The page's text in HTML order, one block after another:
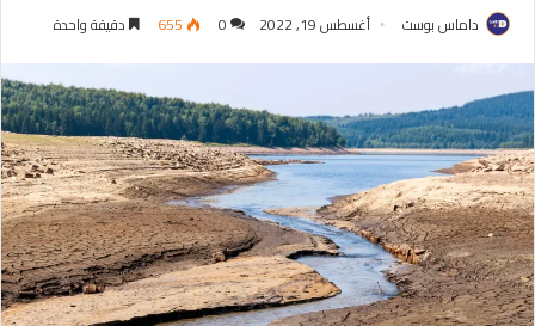
داماس بوست أغسطس 19, 2022 0
655 دقيقة واحدة